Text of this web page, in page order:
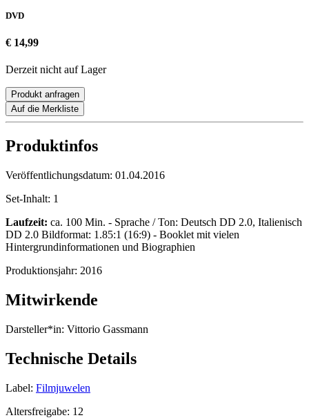
DVD
€ 14,99
Derzeit nicht auf Lager
Produkt anfragen
Auf die Merkliste
Produktinfos
Veröffentlichungsdatum: 01.04.2016
Set-Inhalt: 1
Laufzeit: ca. 100 Min. - Sprache / Ton: Deutsch DD 2.0, Italienisch
DD 2.0 Bildformat: 1.85:1 (16:9) - Booklet mit vielen
Hintergrundinformationen und Biographien
Produktionsjahr: 2016
Mitwirkende
Darsteller*in: Vittorio Gassmann
Technische Details
Label: Filmjuwelen
Altersfreigabe: 12